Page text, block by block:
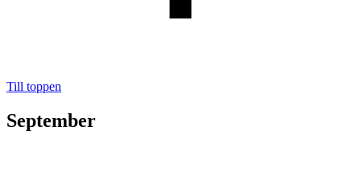
Till toppen
September